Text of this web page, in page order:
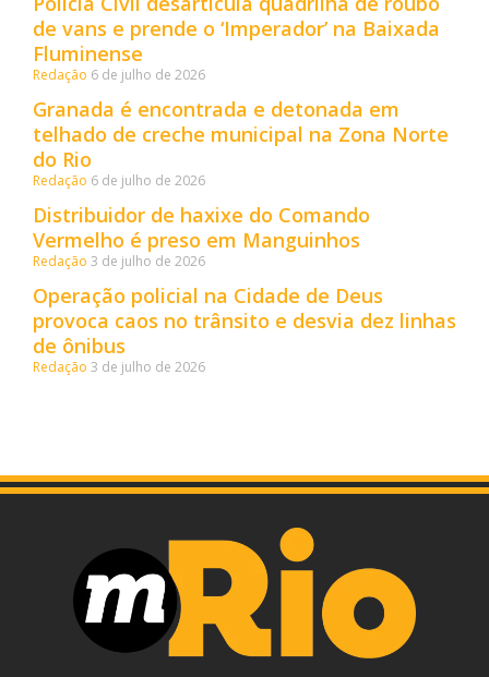
de vans e prende o ‘Imperador’ na Baixada
Fluminense
Redação 6 de julho de 2026
Granada é encontrada e detonada em
telhado de creche municipal na Zona Norte
do Rio
Redação 6 de julho de 2026
Distribuidor de haxixe do Comando
Vermelho é preso em Manguinhos
Redação 3 de julho de 2026
Operação policial na Cidade de Deus
provoca caos no trânsito e desvia dez linhas
de ônibus
Redação 3 de julho de 2026